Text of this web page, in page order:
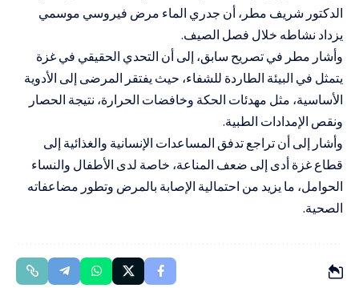
الدكتور شريف مطر، أن جدري الماء مرض فيروسي موسمي
يزداد نشاطه خلال فصل الصيف.
وأشار مطر في تصريح سابق، إلى أن التحدي الحقيقي في غزة
يتمثل في البيئة الطاردة للشفاء، حيث يفتقر المرضى إلى الأدوية
الأساسية، مثل مهدئات الحكة وخافضات الحرارة، نتيجة الحصار
ونقص الإمدادات الطبية.
وأشار إلى أن تراجع تدفق المساعدات الإنسانية والغذائية إلى
قطاع غزة أدى إلى ضعف المناعة، خاصة لدى الأطفال والنساء
الحوامل، ما يزيد من احتمالية الإصابة بالمرض وتطور مضاعفاته
الصحية.